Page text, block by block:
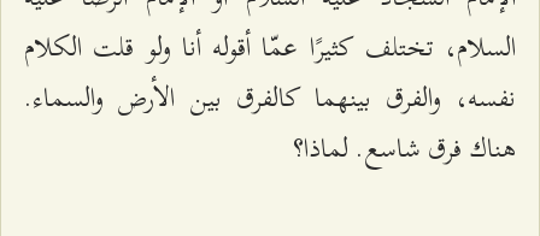
السلام، تختلف كثيرًا عمّا أقوله أنا ولو قلت الكلام
نفسه، والفرق بينهما كالفرق بين الأرض والسماء.
هناك فرق شاسع. لماذا؟